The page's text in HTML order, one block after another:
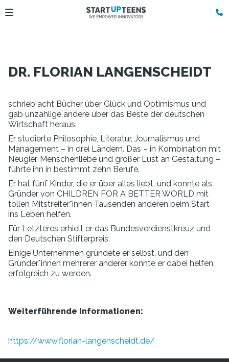
DR. FLORIAN LANGENSCHEIDT
schrieb acht Bücher über Glück und Optimismus und
gab unzählige andere über das Beste der deutschen
Wirtschaft heraus.
Er studierte Philosophie, Literatur, Journalismus und
Management – in drei Ländern. Das – in Kombination mit
Neugier, Menschenliebe und großer Lust an Gestaltung –
führte ihn in bestimmt zehn Berufe.
Er hat fünf Kinder, die er über alles liebt, und konnte als
Gründer von CHILDREN FOR A BETTER WORLD mit
tollen Mitstreiter*innen Tausenden anderen beim Start
ins Leben helfen.
Für Letzteres erhielt er das Bundesverdienstkreuz und
den Deutschen Stifterpreis.
Einige Unternehmen gründete er selbst, und den
Gründer*innen mehrerer anderer konnte er dabei helfen,
erfolgreich zu werden.
Weiterführende Informationen:
https://www.florian-langenscheidt.de/